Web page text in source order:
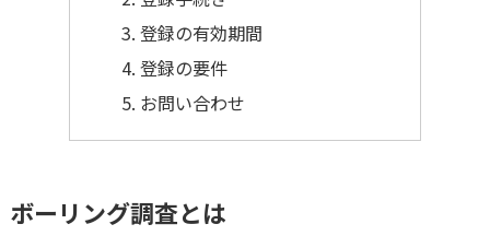
登録の有効期間
登録の要件
お問い合わせ
ボーリング調査とは